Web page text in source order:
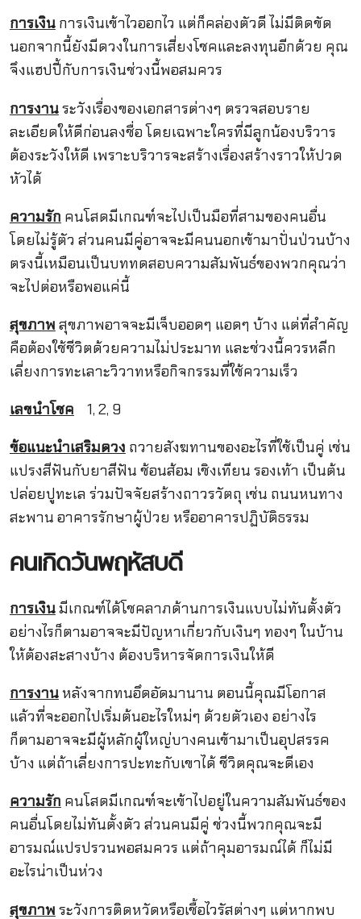
การเงินการเงินเข้าไวออกไว แต่ก็คล่องตัวดี ไม่มีติดขัด
นอกจากนี้ยังมีดวงในการเสี่ยงโชคและลงทุนอีกด้วย คุณ
จึงแฮปปี้กับการเงินช่วงนี้พอสมควร
การงานระวังเรื่องของเอกสารต่างๆ ตรวจสอบราย
ละเอียดให้ดีก่อนลงชื่อ โดยเฉพาะใครที่มีลูกน้องบริวาร
ต้องระวังให้ดี เพราะบริวารจะสร้างเรื่องสร้างราวให้ปวด
หัวได้
ความรัก คนโสดมีเกณฑ์จะไปเป็นมือที่สามของคนอื่น
โดยไม่รู้ตัว ส่วนคนมีคู่อาจจะมีคนนอกเข้ามาปั่นป่วนบ้าง
ตรงนี้เหมือนเป็นบททดสอบความสัมพันธ์ของพวกคุณว่า
จะไปต่อหรือพอแค่นี้
สุขภาพ สุขภาพอาจจะมีเจ็บออดๆ แอดๆ บ้าง แต่ที่สำคัญ
คือต้องใช้ชีวิตด้วยความไม่ประมาท และช่วงนี้ควรหลีก
เลี่ยงการทะเลาะวิวาทหรือกิจกรรมที่ใช้ความเร็ว
เลขนำโชค 1, 2, 9
ข้อแนะนำเสริมดวง ถวายสังฆทานของอะไรที่ใช้เป็นคู่ เช่น
แปรงสีฟันกับยาสีฟัน ช้อนส้อม เชิงเทียน รองเท้า เป็นต้น
ปล่อยปูทะเล ร่วมปัจจัยสร้างถาวรวัตถุ เช่น ถนนหนทาง
สะพาน อาคารรักษาผู้ป่วย หรืออาคารปฏิบัติธรรม
คนเกิดวันพฤหัสบดี
การเงินมีเกณฑ์ได้โชคลาภด้านการเงินแบบไม่ทันตั้งตัว
อย่างไรก็ตามอาจจะมีปัญหาเกี่ยวกับเงินๆ ทองๆ ในบ้าน
ให้ต้องสะสางบ้าง ต้องบริหารจัดการเงินให้ดี
การงานหลังจากทนอึดอัดมานาน ตอนนี้คุณมีโอกาส
แล้วที่จะออกไปเริ่มต้นอะไรใหม่ๆ ด้วยตัวเอง อย่างไร
ก็ตามอาจจะมีผู้หลักผู้ใหญ่บางคนเข้ามาเป็นอุปสรรค
บ้าง แต่ถ้าเลี่ยงการปะทะกับเขาได้ ชีวิตคุณจะดีเอง
ความรัก คนโสดมีเกณฑ์จะเข้าไปอยู่ในความสัมพันธ์ของ
คนอื่นโดยไม่ทันตั้งตัว ส่วนคนมีคู่ ช่วงนี้พวกคุณจะมี
อารมณ์แปรปรวนพอสมควร แต่ถ้าคุมอารมณ์ได้ ก็ไม่มี
อะไรน่าเป็นห่วง
สุขภาพ ระวังการติดหวัดหรือเชื้อไวรัสต่างๆ แต่หากพบ